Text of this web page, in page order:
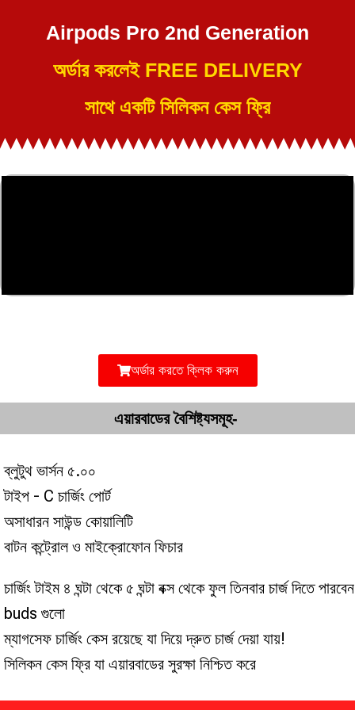
Airpods Pro 2nd Generation
অর্ডার করলেই FREE DELIVERY
সাথে একটি সিলিকন কেস ফ্রি
অর্ডার করতে ক্লিক করুন
এয়ারবাডের বৈশিষ্ট্যসমূহ-
ব্লুটুথ ভার্সন ৫.০০
টাইপ - C চার্জিং পোর্ট
অসাধারন সাউন্ড কোয়ালিটি
বাটন কন্ট্রোল ও মাইক্রোফোন ফিচার
চার্জিং টাইম ৪ ঘন্টা থেকে ৫ ঘন্টা বক্স থেকে ফুল তিনবার চার্জ দিতে পারবেন
buds গুলো
ম্যাগসেফ চার্জিং কেস রয়েছে যা দিয়ে দ্রুত চার্জ দেয়া যায়!
সিলিকন কেস ফ্রি যা এয়ারবাডের সুরক্ষা নিশ্চিত করে